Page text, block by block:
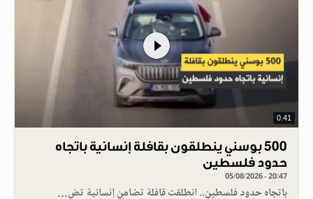
0.41
500 بوسني ينطلقون بقافلة إنسانية باتجاه
حدود فلسطين
05/08/2026 - 20:47
باتجاه حدود فلسطين.. انطلقت قافلة تضامن إنسانية تض…